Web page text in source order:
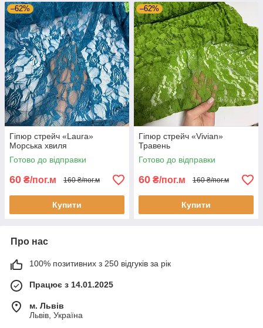
–62%
Гіпюр стрейч «Laura»
Морська хвиля
Готово до відправки
60 ₴/пог.м 160 ₴/пог.м
Купити
–62%
Гіпюр стрейч «Vivian»
Травень
Готово до відправки
60 ₴/пог.м 160 ₴/пог.м
Купити
Про нас
100% позитивних з 250 відгуків за рік
Працює з 14.01.2025
м. Львів
Львів, Україна